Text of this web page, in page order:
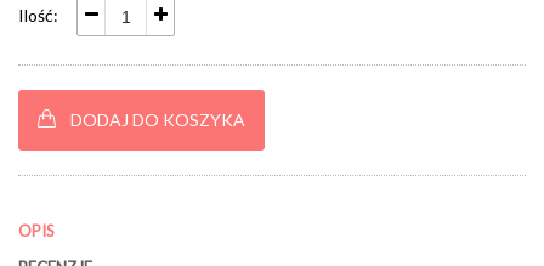
Ilość:
DODAJ DO KOSZYKA
OPIS